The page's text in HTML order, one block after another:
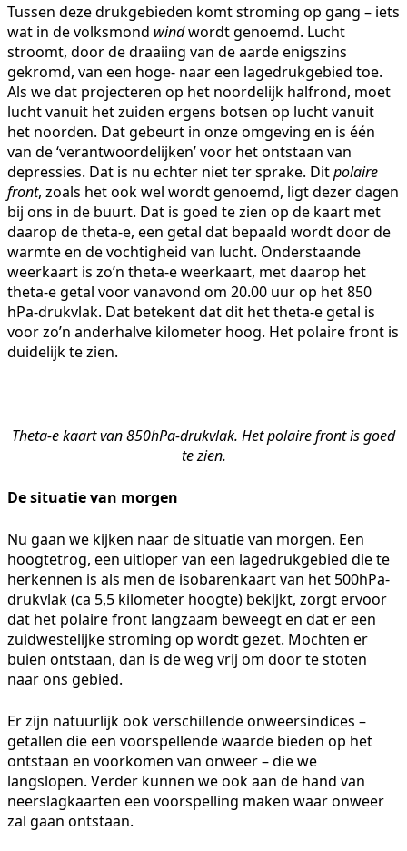
Tussen deze drukgebieden komt stroming op gang – iets
wat in de volksmond windwordt genoemd. Lucht
stroomt, door de draaiing van de aarde enigszins
gekromd, van een hoge- naar een lagedrukgebied toe.
Als we dat projecteren op het noordelijk halfrond, moet
lucht vanuit het zuiden ergens botsen op lucht vanuit
het noorden. Dat gebeurt in onze omgeving en is één
van de ‘verantwoordelijken’ voor het ontstaan van
depressies. Dat is nu echter niet ter sprake. Ditpolaire
front, zoals het ook wel wordt genoemd, ligt dezer dagen
bij ons in de buurt. Dat is goed te zien op de kaart met
daarop de theta-e, een getal dat bepaald wordt door de
warmte en de vochtigheid van lucht. Onderstaande
weerkaart is zo’n theta-e weerkaart, met daarop het
theta-e getal voor vanavond om 20.00 uur op het 850
hPa-drukvlak. Dat betekent dat dit het theta-e getal is
voor zo’n anderhalve kilometer hoog. Het polaire front is
duidelijk te zien.
Theta-e kaart van 850hPa-drukvlak. Het polaire front is goed
te zien.
De situatie van morgen
Nu gaan we kijken naar de situatie van morgen. Een
hoogtetrog, een uitloper van een lagedrukgebied die te
herkennen is als men de isobarenkaart van het 500hPa-
drukvlak (ca 5,5 kilometer hoogte) bekijkt, zorgt ervoor
dat het polaire front langzaam beweegt en dat er een
zuidwestelijke stroming op wordt gezet. Mochten er
buien ontstaan, dan is de weg vrij om door te stoten
naar ons gebied.
Er zijn natuurlijk ook verschillende onweersindices –
getallen die een voorspellende waarde bieden op het
ontstaan en voorkomen van onweer – die we
langslopen. Verder kunnen we ook aan de hand van
neerslagkaarten een voorspelling maken waar onweer
zal gaan ontstaan.